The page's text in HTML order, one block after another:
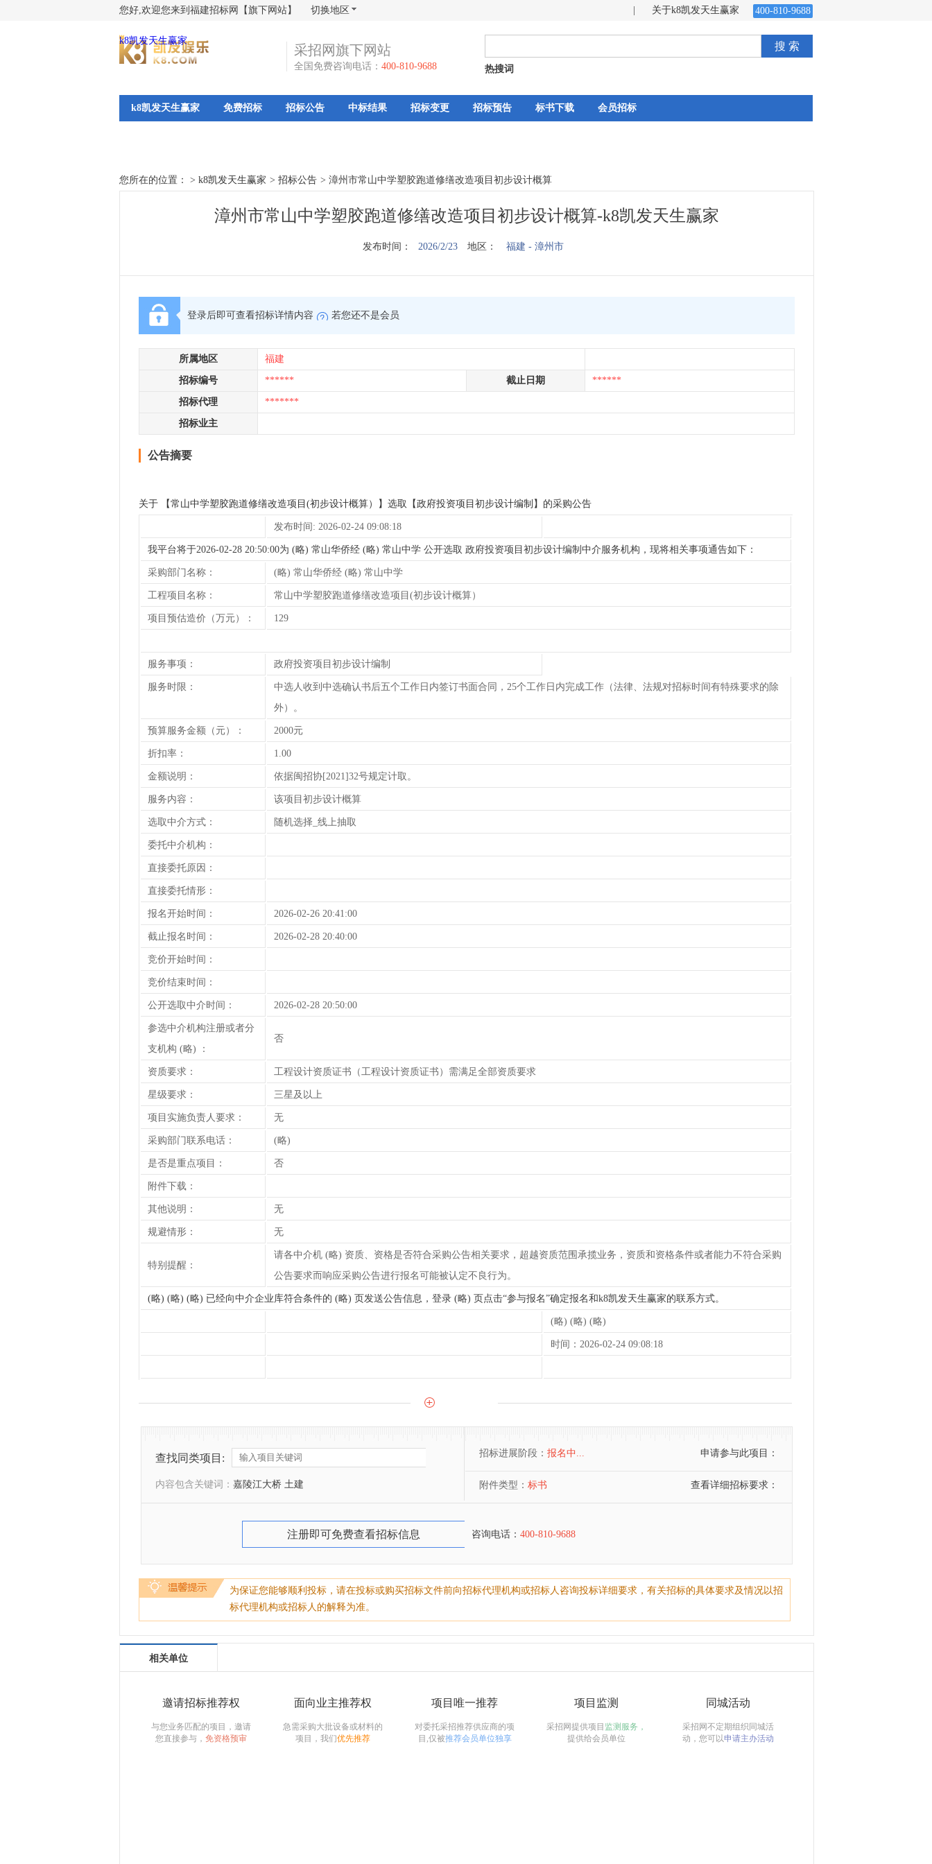
您好,欢迎您来到福建招标网【旗下网站】 切换地区 关于k8凯发天生赢家 400-810-9688
k8凯发天生赢家
采招网旗下网站
全国免费咨询电话： 400-810-9688
搜 索
热搜词
k8凯发天生赢家 免费招标 招标公告 中标结果 招标变更 招标预告 标书下载 会员招标
您所在的位置： > k8凯发天生赢家 > 招标公告 > 漳州市常山中学塑胶跑道修缮改造项目初步设计概算
漳州市常山中学塑胶跑道修缮改造项目初步设计概算-k8凯发天生赢家
发布时间： 2026/2/23 地区： 福建 - 漳州市
登录后即可查看招标详情内容 若您还不是会员
所属地区 福建
招标编号 ****** 截止日期 ******
招标代理 *******
招标业主
公告摘要
关于 【常山中学塑胶跑道修缮改造项目(初步设计概算）】选取【政府投资项目初步设计编制】的采购公告
发布时间: 2026-02-24 09:08:18
我平台将于2026-02-28 20:50:00为 (略) 常山华侨经 (略) 常山中学 公开选取 政府投资项目初步设计编制中介服务机构，现将相关事项通告如下：
采购部门名称： (略) 常山华侨经 (略) 常山中学
工程项目名称： 常山中学塑胶跑道修缮改造项目(初步设计概算）
项目预估造价（万元）： 129
服务事项： 政府投资项目初步设计编制
服务时限：
中选人收到中选确认书后五个工作日内签订书面合同，25个工作日内完成工作（法律、法规对招标时间有特殊要求的除
外）。
预算服务金额（元）： 2000元
折扣率： 1.00
金额说明： 依据闽招协[2021]32号规定计取。
服务内容： 该项目初步设计概算
选取中介方式： 随机选择_线上抽取
委托中介机构：
直接委托原因：
直接委托情形：
报名开始时间： 2026-02-26 20:41:00
截止报名时间： 2026-02-28 20:40:00
竞价开始时间：
竞价结束时间：
公开选取中介时间： 2026-02-28 20:50:00
参选中介机构注册或者分
支机构 (略) ：
否
资质要求： 工程设计资质证书（工程设计资质证书）需满足全部资质要求
星级要求： 三星及以上
项目实施负责人要求： 无
采购部门联系电话： (略)
是否是重点项目： 否
附件下载：
其他说明： 无
规避情形： 无
特别提醒：
请各中介机 (略) 资质、资格是否符合采购公告相关要求，超越资质范围承揽业务，资质和资格条件或者能力不符合采购
公告要求而响应采购公告进行报名可能被认定不良行为。
(略) (略) (略) 已经向中介企业库符合条件的 (略) 页发送公告信息，登录 (略) 页点击“参与报名”确定报名和k8凯发天生赢家的联系方式。
(略) (略) (略)
时间：2026-02-24 09:08:18
查找同类项目:
内容包含关键词： 嘉陵江大桥 土建
招标进展阶段： 报名中... 申请参与此项目：
附件类型： 标书 查看详细招标要求：
注册即可免费查看招标信息 咨询电话： 400-810-9688
为保证您能够顺利投标，请在投标或购买招标文件前向招标代理机构或招标人咨询投标详细要求，有关招标的具体要求及情况以招
标代理机构或招标人的解释为准。
相关单位
邀请招标推荐权
与您业务匹配的项目，邀请
您直接参与， 免资格预审
面向业主推荐权
急需采购大批设备或材料的
项目，我们优先推荐
项目唯一推荐
对委托采招推荐供应商的项
目,仅被推荐会员单位独享
项目监测
采招网提供项目 监测服务，
提供给会员单位
同城活动
采招网不定期组织同城活
动，您可以申请主办活动